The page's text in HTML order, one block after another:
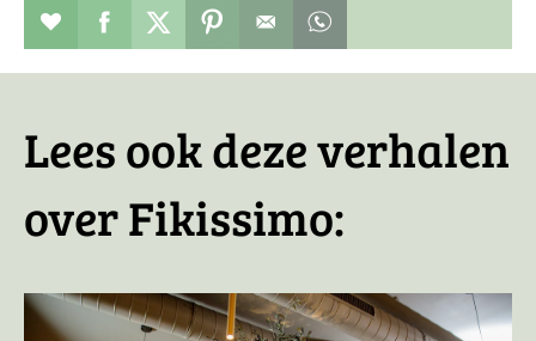
Restaurant toevoegen aan favorieten
Deel dit op facebook
Deel dit op twitter
Deel dit op pinterest
Lees ook deze verhalen
over Fikissimo: